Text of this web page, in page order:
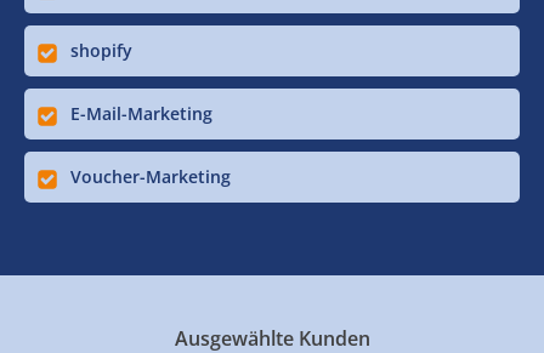
shopify
E-Mail-Marketing
Voucher-Marketing
Ausgewählte Kunden